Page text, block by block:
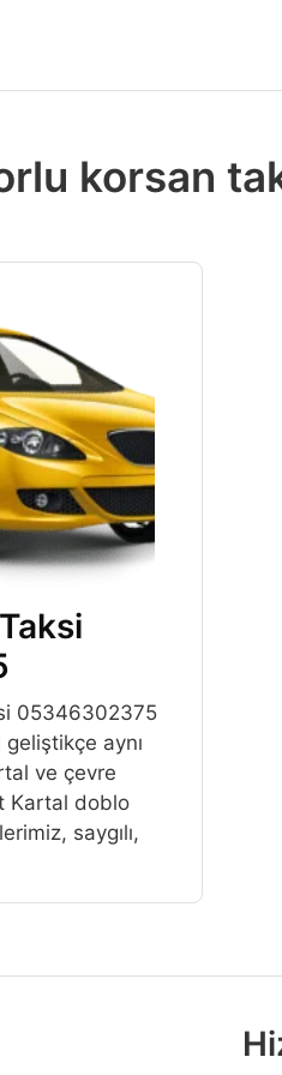
korsan
05346302375
geliştikçe aynı
ve çevre
Kartal doblo
saygılı,